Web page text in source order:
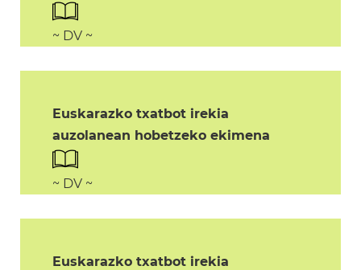
~ DV ~
Euskarazko txatbot irekia
auzolanean hobetzeko ekimena
~ DV ~
Euskarazko txatbot irekia